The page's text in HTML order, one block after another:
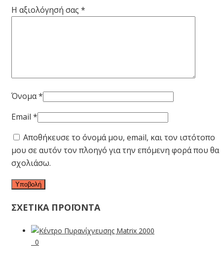
Η αξιολόγησή σας *
Όνομα*
Email *
Αποθήκευσε το όνομά μου, email, και τον ιστότοπο
μου σε αυτόν τον πλοηγό για την επόμενη φορά που θα
σχολιάσω.
ΣΧΕΤΙΚΑ ΠΡΟΪΟΝΤΑ
0